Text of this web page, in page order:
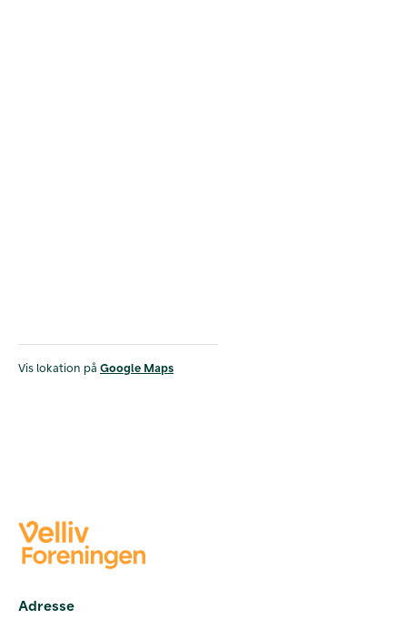
Vis lokation på Google Maps
Adresse